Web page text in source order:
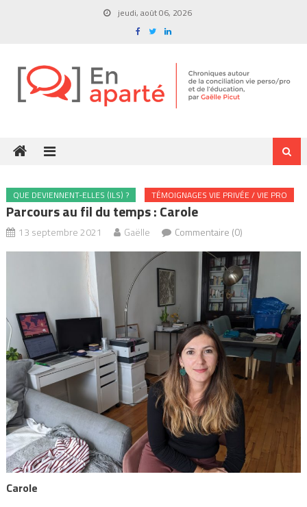
jeudi, août 06, 2026
QUE DEVIENNENT-ELLES (ILS) ? TÉMOIGNAGES VIE PRIVÉE / VIE PRO
Parcours au fil du temps : Carole
13 septembre 2021 Gaëlle Commentaire (0)
Carole